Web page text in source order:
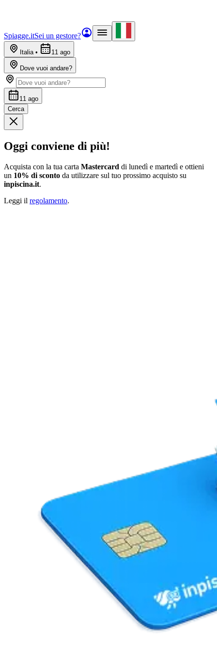
Spiagge.itSei un gestore?
Italia• 11 ago
Dove vuoi andare?
11 ago
Cerca
Oggi conviene di più!
Acquista con la tua carta Mastercard di lunedì e martedì e ottieni
un 10% di sconto da utilizzare sul tuo prossimo acquisto su
inpiscina.it.
Leggi il regolamento.